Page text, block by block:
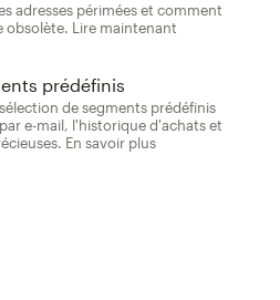
adresses périmées et comment
obsolète. Lire maintenant
prédéfinis
de segments prédéfinis
e-mail, l'historique d'achats et
En savoir plus